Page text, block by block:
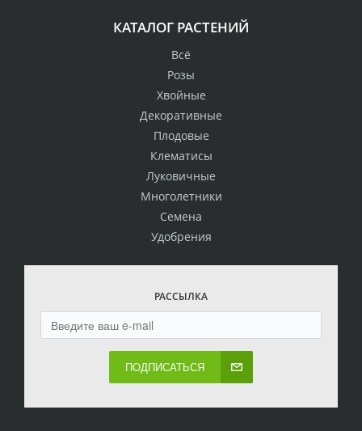
КАТАЛОГ РАСТЕНИЙ
Всё
Розы
Хвойные
Декоративные
Плодовые
Клематисы
Луковичные
Многолетники
Семена
Удобрения
РАССЫЛКА
ПОДПИСАТЬСЯ